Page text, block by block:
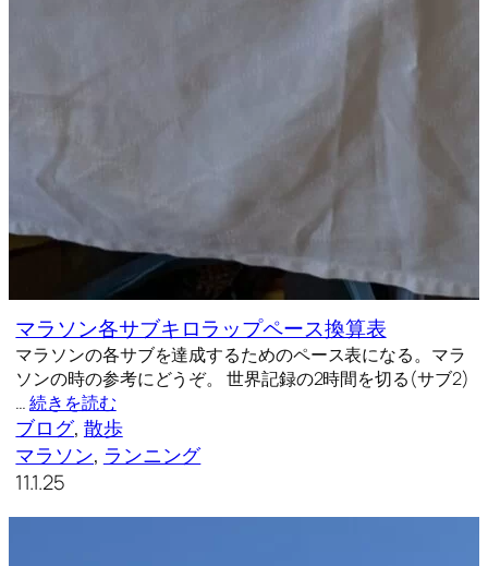
マラソン各サブキロラップペース換算表
マラソンの各サブを達成するためのペース表になる。マラ
ソンの時の参考にどうぞ。 世界記録の2時間を切る(サブ2)
…続きを読む
ブログ, 散歩
マラソン, ランニング
11.1.25